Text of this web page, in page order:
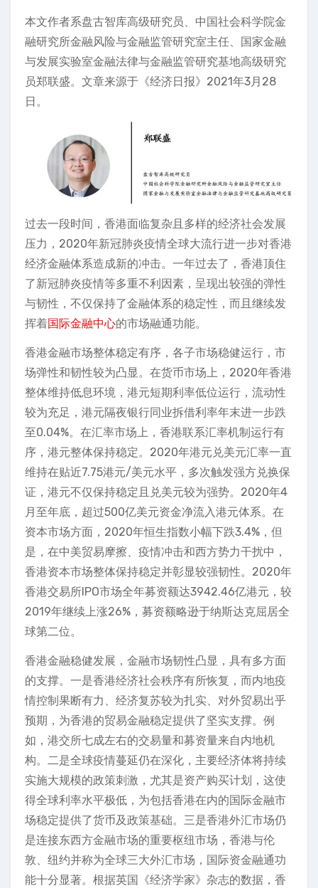
本文作者系盘古智库高级研究员、中国社会科学院金
融研究所金融风险与金融监管研究室主任、国家金融
与发展实验室金融法律与金融监管研究基地高级研究
员郑联盛。文章来源于《经济日报》2021年3月28
日。
过去一段时间，香港面临复杂且多样的经济社会发展
压力，2020年新冠肺炎疫情全球大流行进一步对香港
经济金融体系造成新的冲击。一年过去了，香港顶住
了新冠肺炎疫情等多重不利因素，呈现出较强的弹性
与韧性，不仅保持了金融体系的稳定性，而且继续发
挥着国际金融中心的市场融通功能。
香港金融市场整体稳定有序，各子市场稳健运行，市
场弹性和韧性较为凸显。在货币市场上，2020年香港
整体维持低息环境，港元短期利率低位运行，流动性
较为充足，港元隔夜银行同业拆借利率年末进一步跌
至0.04%。在汇率市场上，香港联系汇率机制运行有
序，港元整体保持稳定。2020年港元兑美元汇率一直
维持在贴近7.75港元/美元水平，多次触发强方兑换保
证，港元不仅保持稳定且兑美元较为强势。2020年4
月至年底，超过500亿美元资金净流入港元体系。在
资本市场方面，2020年恒生指数小幅下跌3.4%，但
是，在中美贸易摩擦、疫情冲击和西方势力干扰中，
香港资本市场整体保持稳定并彰显较强韧性。2020年
香港交易所IPO市场全年募资额达3942.46亿港元，较
2019年继续上涨26%，募资额略逊于纳斯达克屈居全
球第二位。
香港金融稳健发展，金融市场韧性凸显，具有多方面
的支撑。一是香港经济社会秩序有所恢复，而内地疫
情控制果断有力、经济复苏较为扎实、对外贸易出乎
预期，为香港的贸易金融稳定提供了坚实支撑。例
如，港交所七成左右的交易量和募资量来自内地机
构。二是全球疫情蔓延仍在深化，主要经济体将持续
实施大规模的政策刺激，尤其是资产购买计划，这使
得全球利率水平极低，为包括香港在内的国际金融市
场稳定提供了货币及政策基础。三是香港外汇市场仍
是连接东西方金融市场的重要枢纽市场，香港与伦
敦、纽约并称为全球三大外汇市场，国际资金融通功
能十分显著。根据英国《经济学家》杂志的数据，香